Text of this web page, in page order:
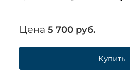
Цена 5 700 руб.
Купить